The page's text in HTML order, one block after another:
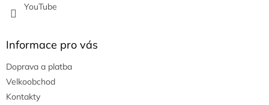
YouTube
Informace pro vás
Doprava a platba
Velkoobchod
Kontakty